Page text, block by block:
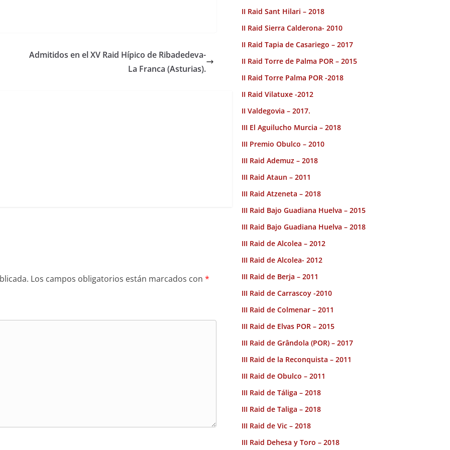
Admitidos en el XV Raid Hípico de Ribadedeva-
La Franca (Asturias).
Los campos obligatorios están marcados con *
II Raid Sant Hilari – 2018
II Raid Sierra Calderona- 2010
II Raid Tapia de Casariego – 2017
II Raid Torre de Palma POR – 2015
II Raid Torre Palma POR -2018
II Raid Vilatuxe -2012
II Valdegovia – 2017.
III El Aguilucho Murcia – 2018
III Premio Obulco – 2010
III Raid Ademuz – 2018
III Raid Ataun – 2011
III Raid Atzeneta – 2018
III Raid Bajo Guadiana Huelva – 2015
III Raid Bajo Guadiana Huelva – 2018
III Raid de Alcolea – 2012
III Raid de Alcolea- 2012
III Raid de Berja – 2011
III Raid de Carrascoy -2010
III Raid de Colmenar – 2011
III Raid de Elvas POR – 2015
III Raid de Grândola (POR) – 2017
III Raid de la Reconquista – 2011
III Raid de Obulco – 2011
III Raid de Táliga – 2018
III Raid de Taliga – 2018
III Raid de Vic – 2018
III Raid Dehesa y Toro – 2018